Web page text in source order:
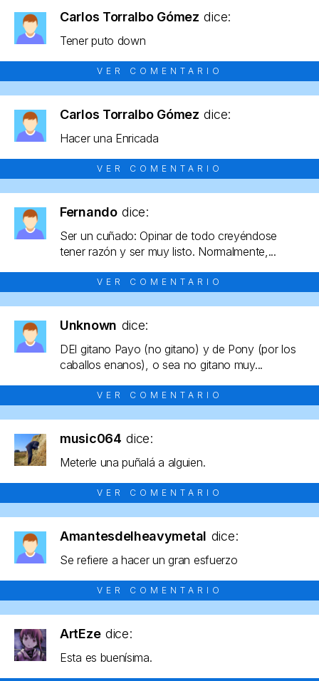
Carlos Torralbo Gómez dice:
Tener puto down
VER COMENTARIO
Carlos Torralbo Gómez dice:
Hacer una Enricada
VER COMENTARIO
Fernando dice:
Ser un cuñado: Opinar de todo creyéndose
tener razón y ser muy listo. Normalmente,...
VER COMENTARIO
Unknown dice:
DEl gitano Payo (no gitano) y de Pony (por los
caballos enanos), o sea no gitano muy...
VER COMENTARIO
music064 dice:
Meterle una puñalá a alguien.
VER COMENTARIO
Amantesdelheavymetal dice:
Se refiere a hacer un gran esfuerzo
VER COMENTARIO
ArtEze dice:
Esta es buenísima.